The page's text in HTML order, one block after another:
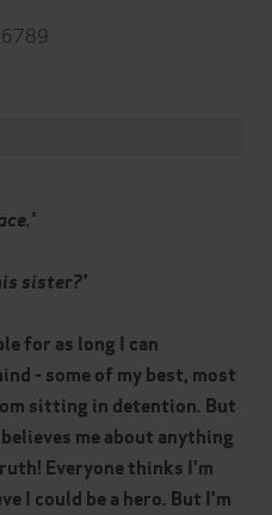
sister?'
for as long I can
- some of my best, most
sitting in detention. But
me about anything
Everyone thinks I'm
I could be a hero. But I'm